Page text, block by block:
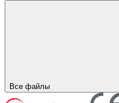
Все файлы